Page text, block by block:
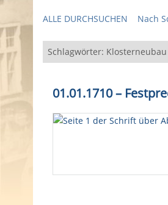
H
u
p
e
ALLE DURCHSUCHEN Nach
Schlagwörter: Klosterneubau
01.01.1710 –